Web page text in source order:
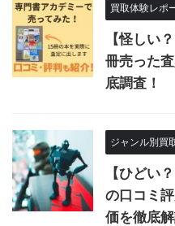
買取体験レポ
【怪しい
冊売った
底調査！
ジャンル別買
【ひどい
の口コミ
価を徹底解